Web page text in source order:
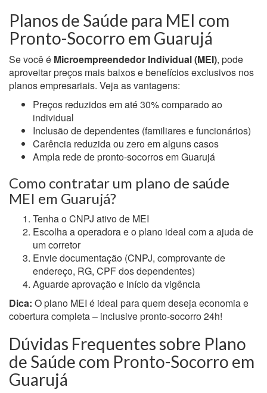
Planos de Saúde para MEI com
Pronto-Socorro em Guarujá
Se você é Microempreendedor Individual (MEI), pode
aproveitar preços mais baixos e benefícios exclusivos nos
planos empresariais. Veja as vantagens:
Preços reduzidos em até 30% comparado ao
individual
Inclusão de dependentes (familiares e funcionários)
Carência reduzida ou zero em alguns casos
Ampla rede de pronto-socorros em Guarujá
Como contratar um plano de saúde
MEI em Guarujá?
Tenha o CNPJ ativo de MEI
Escolha a operadora e o plano ideal com a ajuda de
um corretor
Envie documentação (CNPJ, comprovante de
endereço, RG, CPF dos dependentes)
Aguarde aprovação e início da vigência
Dica: O plano MEI é ideal para quem deseja economia e
cobertura completa – inclusive pronto-socorro 24h!
Dúvidas Frequentes sobre Plano
de Saúde com Pronto-Socorro em
Guarujá